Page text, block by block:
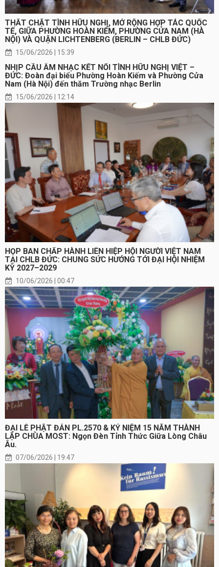
THẮT CHẶT TÌNH HỮU NGHỊ, MỞ RỘNG HỢP TÁC QUỐC
TẾ, GIỮA PHƯỜNG HOÀN KIẾM, PHƯỜNG CỬA NAM (HÀ
NỘI) VÀ QUẬN LICHTENBERG (BERLIN – CHLB ĐỨC)
15/06/2026 | 15:39
NHỊP CẦU ÂM NHẠC KẾT NỐI TÌNH HỮU NGHỊ VIỆT –
ĐỨC: Đoàn đại biểu Phường Hoàn Kiếm và Phường Cửa
Nam (Hà Nội) đến thăm Trường nhạc Berlin
15/06/2026 | 12:14
HỌP BAN CHẤP HÀNH LIÊN HIỆP HỘI NGƯỜI VIỆT NAM
TẠI CHLB ĐỨC: CHUNG SỨC HƯỚNG TỚI ĐẠI HỘI NHIỆM
KỲ 2027–2029
10/06/2026 | 00:47
ĐẠI LỄ PHẬT ĐẢN PL.2570 & KỶ NIỆM 15 NĂM THÀNH
LẬP CHÙA MOST: Ngọn Đèn Tỉnh Thức Giữa Lòng Châu
Âu.
07/06/2026 | 19:47